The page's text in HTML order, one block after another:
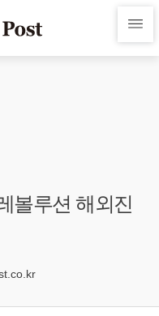
볼루션 해외진